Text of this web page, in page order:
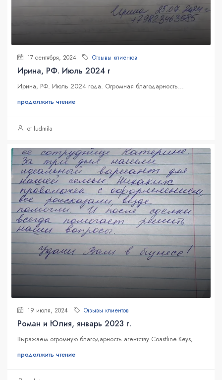
17 сентября, 2024 Отзывы клиентов
Ирина, РФ. Июль 2024 г
Ирина, РФ. Июль 2024 года. Огромная благодарность...
продолжить чтение
от ludmila
19 июля, 2024 Отзывы клиентов
Роман и Юлия, январь 2023 г.
Выражаем огромную благодарность агентству Coastline Keys,...
продолжить чтение